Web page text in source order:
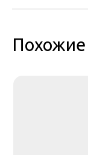
Похожие